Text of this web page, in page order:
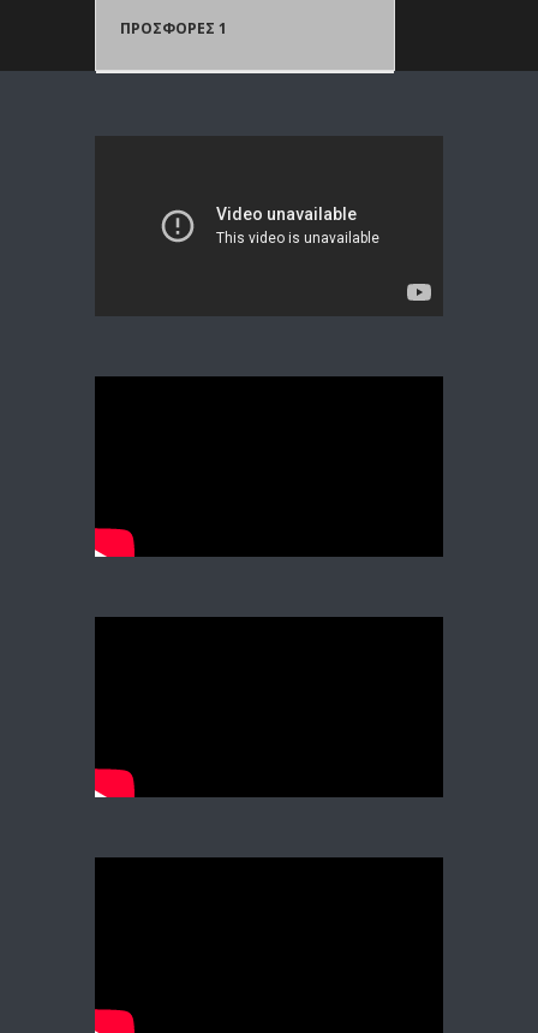
ΠΡΟΣΦΟΡΕΣ 1